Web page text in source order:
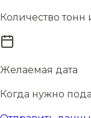
Количество тонн
Желаемая дата
Когда нужно